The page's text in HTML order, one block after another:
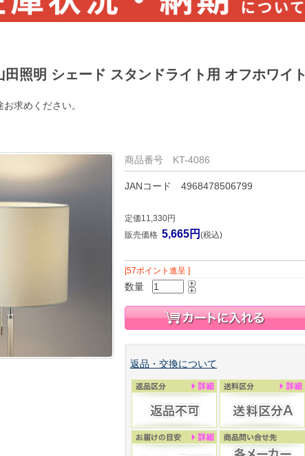
求めください。
田照明 シェード スタンドライト用 オフホワイト
商品番号 KT-4086
JANコード 4968478506799
定価11,330円
販売価格 5,665円 (税込)
[57ポイント進呈 ]
数量
返品・交換について